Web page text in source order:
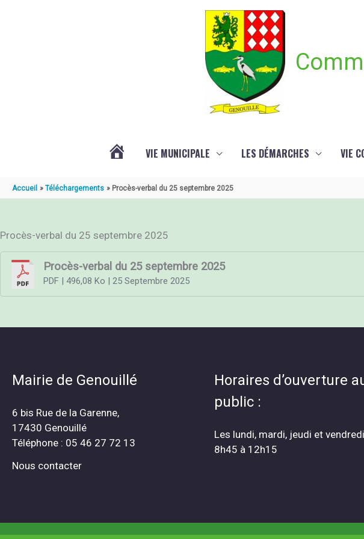
GENOUILLÉ
VIE MUNICIPALE LES DÉMARCHES VIE
Accueil Téléchargements Procès-verbal du 25 septembre 2025
Procès-verbal du 25 septembre 2025
Procès-verbal du 25 septembre 2025
PDF| 496,08 Ko | 25 Septembre 2025
Mairie de Genouillé
6 bis Rue de la Garenne,
17430 Genouillé
Téléphone : 05 46 27 72 13
Nous contacter
Horaires d’ouverture
public :
Les lundi, mardi, jeudi et
8h45 à 12h15